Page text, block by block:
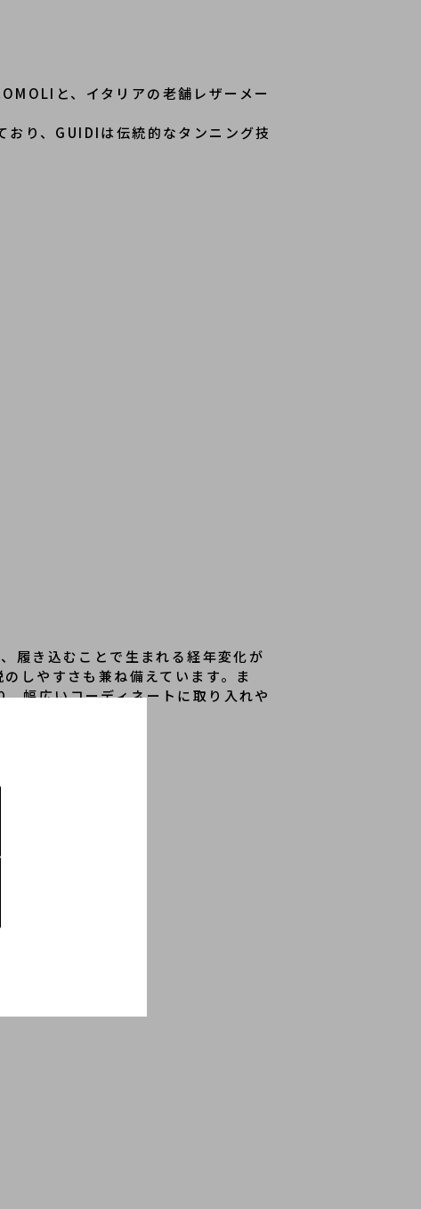
と、イタリアの老舗レザーメー
り、GUIDIは伝統的なタンニング技
履き込むことで生まれる経年変化が
しやすさも兼ね備えています。ま
幅広いコーディネートに取り入れや